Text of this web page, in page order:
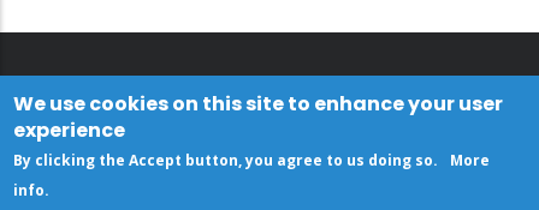
We use cookies on this site to enhance your user
experience
By clicking the Accept button, you agree to us doing so.
More
info.